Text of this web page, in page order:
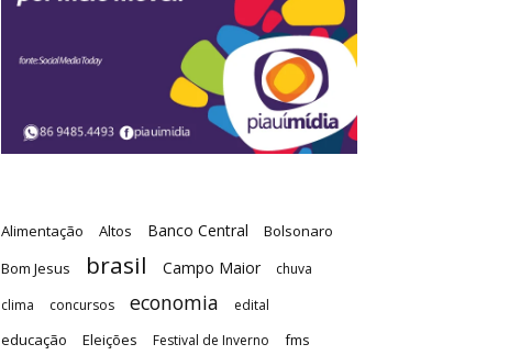
Alimentação Altos Banco Central
Bolsonaro
Bom Jesus
brasil Campo Maior
chuva
clima
concursos economia edital
educação Eleições Festival de Inverno fms